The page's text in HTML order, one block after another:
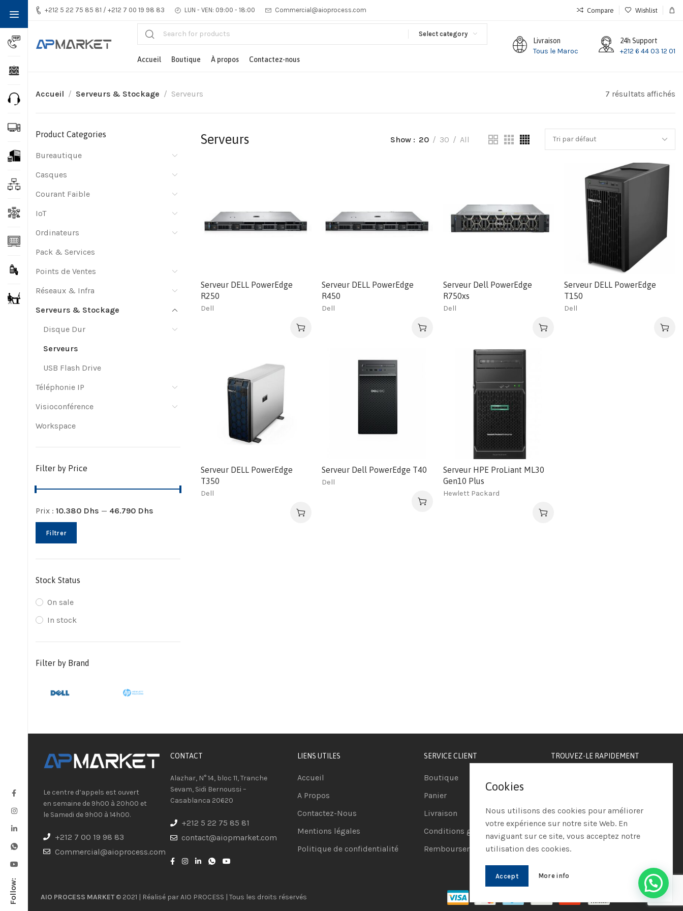
+212 5 22 75 85 81 / +212 7 00 19 98 83 LUN - VEN: 09:00 - 18:00 Commercial@aioprocess.com Compare Wishlist
Select category
Accueil Boutique À propos Contactez-nous
Livraison
Tous le Maroc
24h Support
+212 6 44 03 12 01
Accueil Serveurs & Stockage Serveurs 7 résultats affichés
Product Categories
Bureautique
Casques
Courant Faible
IoT
Ordinateurs
Pack & Services
Points de Ventes
Réseaux & Infra
Serveurs & Stockage
Disque Dur
Serveurs
USB Flash Drive
Téléphonie IP
Visioconférence
Workspace
Filter by Price
Filtrer
Prix : 10.380 Dhs — 46.790 Dhs
Stock Status
On sale
In stock
Filter by Brand
Serveurs Show 20 30 All
Serveur DELL PowerEdge
R250
Dell
Serveur DELL PowerEdge
R450
Dell
Serveur Dell PowerEdge
R750xs
Dell
Serveur DELL PowerEdge
T150
Dell
Serveur DELL PowerEdge
T350
Dell
Serveur Dell PowerEdge T40
Dell
Serveur HPE ProLiant ML30
Gen10 Plus
Hewlett Packard
Le centre d’appels est ouvert
en semaine de 9h00 à 20h00 et
le Samedi de 9h00 à 14h00.
+212 7 00 19 98 83
Commercial@aioprocess.com
CONTACT​
Alazhar, N° 14, bloc 11, Tranche
Sevam, Sidi Bernoussi –
Casablanca 20620
+212 5 22 75 85 81
contact@aiopmarket.com
LIENS UTILES
Accueil
A Propos
Contactez-Nous
Mentions légales
Politique de confidentialité
SERVICE CLIENT
Boutique
Panier
Livraison
Conditions générales de vente
Remboursements et retours
TROUVEZ-LE RAPIDEMENT
Casques
Ordinateurs
Systèmes de securité
AIO PROCESS MARKET© 2021 | Réalisé parAIO PROCESS | Tous les droits réservés
Follow:
Cookies
Nous utilisons des cookies pour améliorer
votre expérience sur notre site Web. En
naviguant sur ce site, vous acceptez notre
utilisation des cookies.
Accept More info